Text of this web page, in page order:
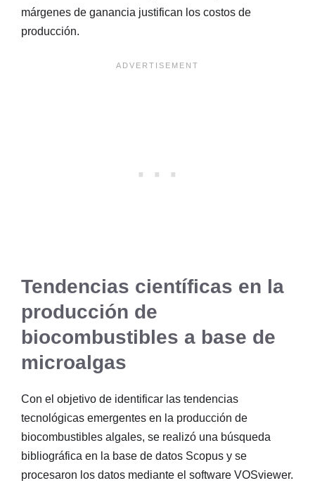
márgenes de ganancia justifican los costos de
producción.
Tendencias científicas en la
producción de
biocombustibles a base de
microalgas
Con el objetivo de identificar las tendencias
tecnológicas emergentes en la producción de
biocombustibles algales, se realizó una búsqueda
bibliográfica en la base de datos Scopus y se
procesaron los datos mediante el software VOSviewer.